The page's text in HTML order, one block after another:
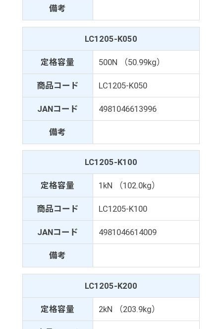
備考
LC1205-K050
定格容量 500N （50.99kg）
商品コード LC1205-K050
JANコード 4981046613996
備考
LC1205-K100
定格容量 1kN （102.0kg）
商品コード LC1205-K100
JANコード 4981046614009
備考
LC1205-K200
定格容量 2kN （203.9kg）